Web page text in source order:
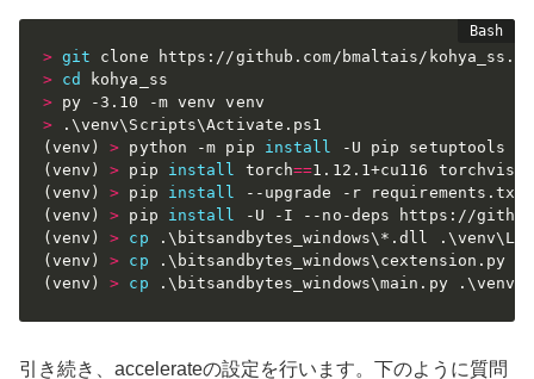
> git
>
cd
>
>
( venv ) > python -m pip install
( venv ) > pip install torch==1.12.1+cu116
( venv ) > pip install
( venv ) > pip install
( venv ) > cp
( venv ) > cp
( venv ) > cp
引き続き、accelerateの設定を行います。下のように質問